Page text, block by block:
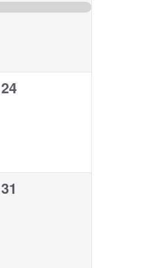
evento,
0
24
0
31